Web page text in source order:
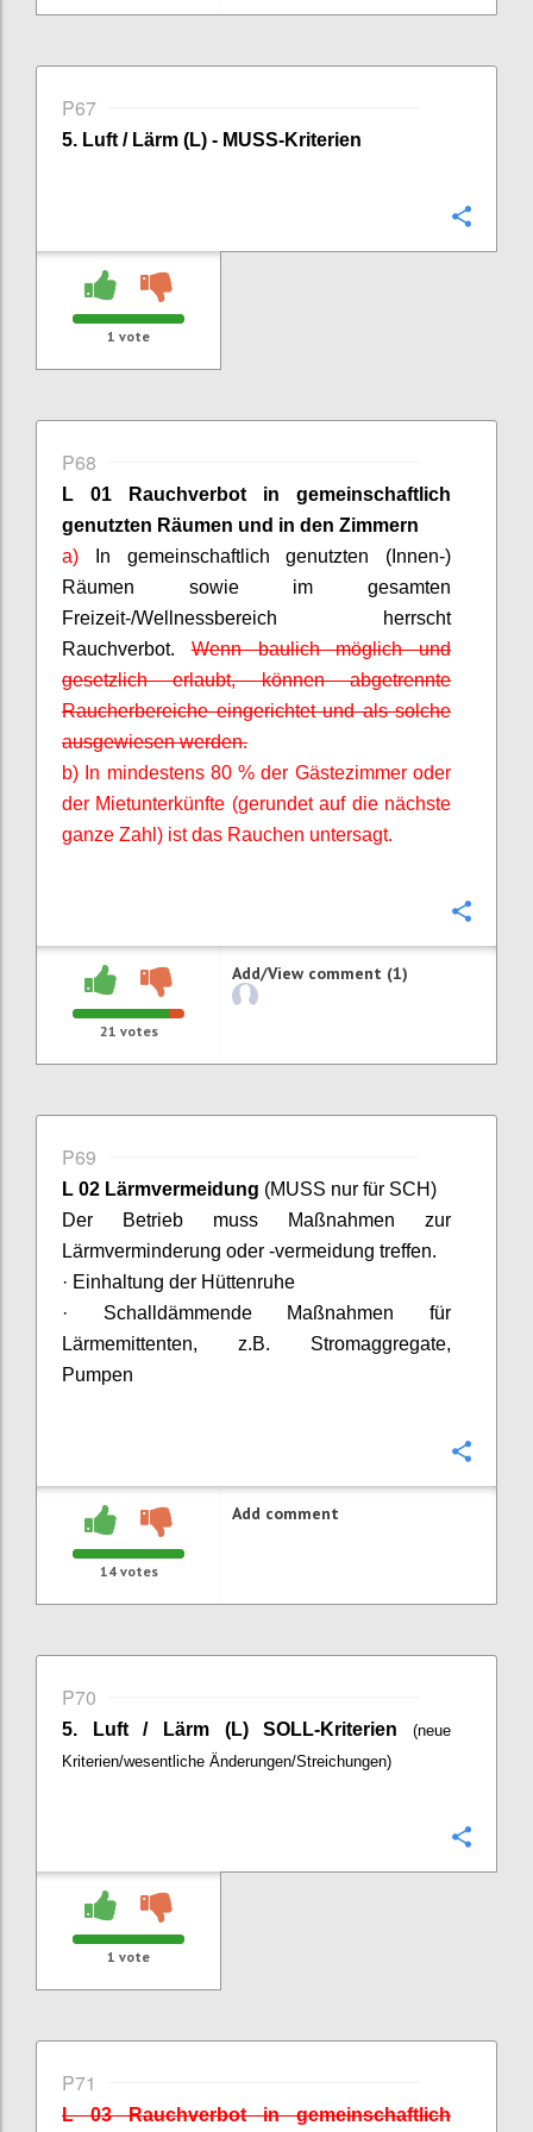
P67
5. Luft / Lärm (L) - MUSS-Kriterien
1 vote
P68
L 01 Rauchverbot in gemeinschaftlich
genutzten Räumen und in den Zimmern
a)
In gemeinschaftlich genutzten (Innen-)
Räumen sowie im gesamten
Freizeit-/Wellnessbereich herrscht
Rauchverbot.Wenn baulich möglich und
gesetzlich erlaubt, können abgetrennte
Raucherbereiche eingerichtet und als solche
ausgewiesen werden.
b) In mindestens 80 % der Gästezimmer oder
der Mietunterkünfte (gerundet auf die nächste
ganze Zahl) ist das Rauchen untersagt.
21 votes
Add/View comment (1)
P69
L 02 Lärmvermeidung (MUSS nur für SCH)
Der Betrieb muss Maßnahmen zur
Lärmverminderung oder -vermeidung treffen.
· Einhaltung der Hüttenruhe
· Schalldämmende Maßnahmen für
Lärmemittenten, z.B. Stromaggregate,
Pumpen
14votes
Add comment
P70
5. Luft / Lärm (L) SOLL-Kriterien (neue
Kriterien/wesentliche Änderungen/Streichungen)
1 vote
P71
L 03 Rauchverbot in gemeinschaftlich